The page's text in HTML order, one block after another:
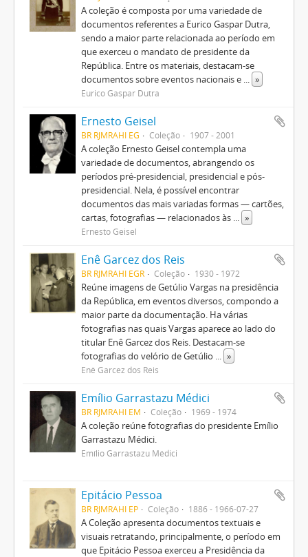
A coleção é composta por uma variedade de
documentos referentes a Eurico Gaspar Dutra,
sendo a maior parte relacionada ao período em
que exerceu o mandato de presidente da
República. Entre os materiais, destacam-se
documentos sobre eventos nacionais e ... »
Eurico Gaspar Dutra
Ernesto Geisel
BR RJMRAHI EG Coleção 1907 - 2001
A coleção Ernesto Geisel contempla uma
variedade de documentos, abrangendo os
períodos pré-presidencial, presidencial e pós-
presidencial. Nela, é possível encontrar
documentos das mais variadas formas — cartões,
cartas, fotografias — relacionados às ... »
Ernesto Geisel
Enê Garcez dos Reis
BR RJMRAHI EGR Coleção 1930 - 1972
Reúne imagens de Getúlio Vargas na presidência
da República, em eventos diversos, compondo a
maior parte da documentação. Ha várias
fotografias nas quais Vargas aparece ao lado do
titular Enê Garcez dos Reis. Destacam-se
fotografias do velório de Getúlio ... »
Enê Garcez dos Reis
Emílio Garrastazu Médici
BR RJMRAHI EM Coleção 1969 - 1974
A coleção reúne fotografias do presidente Emílio
Garrastazu Médici.
Emílio Garrastazu Médici
Epitácio Pessoa
BR RJMRAHI EP Coleção 1886 - 1966-07-27
A Coleção apresenta documentos textuais e
visuais retratando, principalmente, o período em
que Epitácio Pessoa exerceu a Presidência da